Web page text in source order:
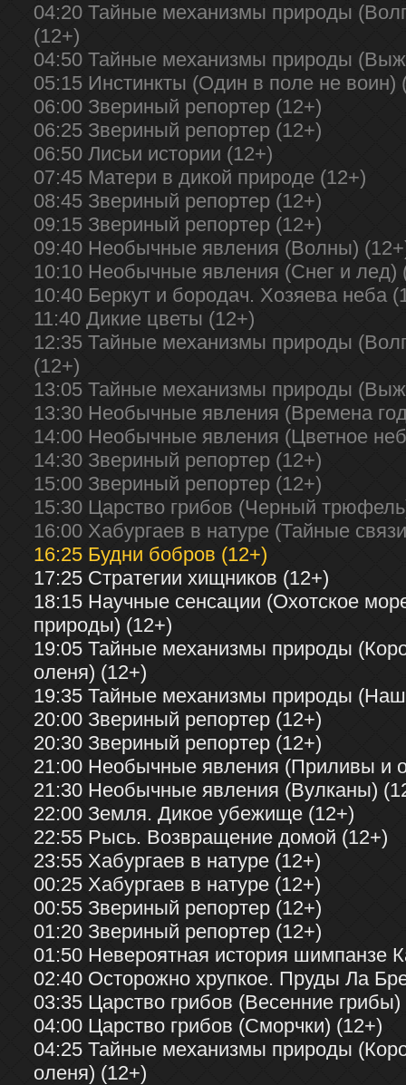
04:20 Тайные механизмы природы
(12+)
04:50 Тайные механизмы природы
05:15 Инстинкты (Один в поле не воин)
06:00 Звериный репортер (12+)
06:25 Звериный репортер (12+)
06:50 Лисьи истории (12+)
07:45 Матери в дикой природе (12+)
08:45 Звериный репортер (12+)
09:15 Звериный репортер (12+)
09:40 Необычные явления (Волны)
10:10 Необычные явления (Снег и лед)
10:40 Беркут и бородач. Хозяева неба
11:40 Дикие цветы (12+)
12:35 Тайные механизмы природы
(12+)
13:05 Тайные механизмы природы
13:30 Необычные явления (Времена
14:00 Необычные явления (Цветное
14:30 Звериный репортер (12+)
15:00 Звериный репортер (12+)
15:30 Царство грибов (Черный
16:00 Хабургаев в натуре (Тайные
16:25 Будни бобров (12+)
17:25 Стратегии хищников (12+)
18:15 Научные сенсации (Охотское
природы) (12+)
19:05 Тайные механизмы природы
оленя) (12+)
19:35 Тайные механизмы природы
20:00 Звериный репортер (12+)
20:30 Звериный репортер (12+)
21:00 Необычные явления (Приливы и
21:30 Необычные явления (Вулканы)
22:00 Земля. Дикое убежище (12+)
22:55 Рысь. Возвращение домой (12+)
23:55 Хабургаев в натуре (12+)
00:25 Хабургаев в натуре (12+)
00:55 Звериный репортер (12+)
01:20 Звериный репортер (12+)
01:50 Невероятная история шимпанзе
02:40 Осторожно хрупкое. Пруды Ла
03:35 Царство грибов (Весенние грибы)
04:00 Царство грибов (Сморчки) (12+)
04:25 Тайные механизмы природы
оленя) (12+)